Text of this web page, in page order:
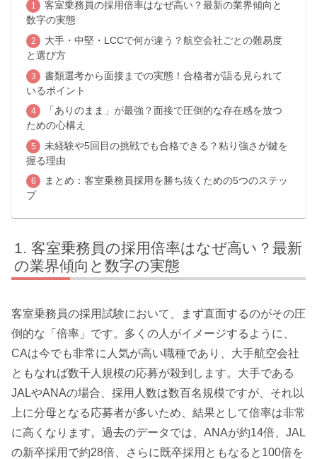
客室乗務員の採用倍率はなぜ高い？最新の業界傾向と
数字の実態
大手・中堅・LCCで何が違う？航空会社ごとの難易度
と選び方
書類選考から面接までの実態！合格者が語る見られて
いるポイント
「ありのまま」が最強？面接で圧倒的な存在感を放つ
ための心構え
未経験や5回目の挑戦でも合格できる？粘り強さが鍵を
握る理由
まとめ：客室乗務員採用を勝ち抜くための5つのステッ
プ
客室乗務員の採用倍率はなぜ高い？最新
の業界傾向と数字の実態
客室乗務員の採用試験において、まず直面するのがその圧
倒的な「倍率」です。多くの人がイメージするように、
CAは今でも非常に人気が高い職種であり、大手航空会社
ともなれば数千人規模の応募が殺到します。大手である
JALやANAの場合、採用人数は数百名規模ですが、それ以
上に分母となる応募者が多いため、結果として倍率は非常
に高くなります。過去のデータでは、ANAが約14倍、JAL
の新卒採用で約28倍、さらに既卒採用ともなると100倍を